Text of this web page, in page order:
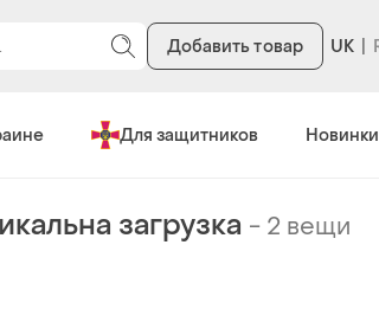
Добавить товар UK
Для защитников Новинки
загрузка - 2 вещи